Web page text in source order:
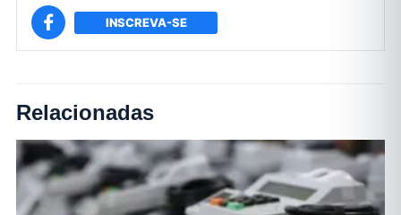
INSCREVA-SE
Relacionadas